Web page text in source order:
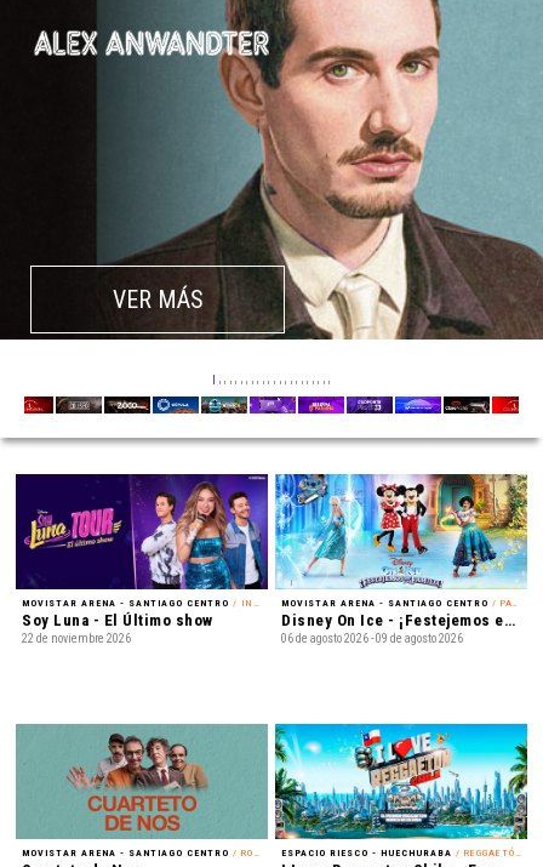
VER MÁS
MOVISTAR ARENA - SANTIAGO CENTRO / INFANTIL
Soy Luna - El Último show
22 de noviembre 2026
MOVISTAR ARENA - SANTIAGO CENTRO / PATINAJE EN HIELO
Disney On Ice - ¡Festejemos en Familia!
06 de agosto 2026 - 09 de agosto 2026
MOVISTAR ARENA - SANTIAGO CENTRO / ROCK ESPACIO RIESCO - HUECHURABA / REGGAETÓN